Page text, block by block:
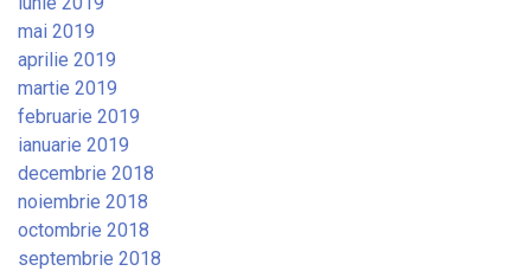
mai 2019
aprilie 2019
martie 2019
februarie 2019
ianuarie 2019
decembrie 2018
noiembrie 2018
octombrie 2018
septembrie 2018